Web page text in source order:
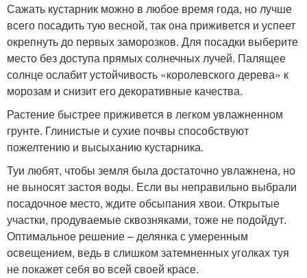
Сажать кустарник можно в любое время года, но лучше
всего посадить тую весной, так она приживется и успеет
окрепнуть до первых заморозков. Для посадки выберите
место без доступа прямых солнечных лучей. Палящее
солнце ослабит устойчивость «королевского дерева» к
морозам и снизит его декоративные качества.
Растение быстрее приживется в легком увлажненном
грунте. Глинистые и сухие почвы способствуют
пожелтению и высыханию кустарника.
Туи любят, чтобы земля была достаточно увлажнена, но
не выносят застоя воды. Если вы неправильно выбрали
посадочное место, ждите обсыпания хвои. Открытые
участки, продуваемые сквозняками, тоже не подойдут.
Оптимальное решение – делянка с умеренным
освещением, ведь в слишком затемненных уголках туя
не покажет себя во всей своей красе.